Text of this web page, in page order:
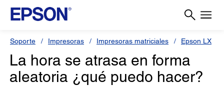
Soporte Impresoras Impresoras matriciales Epson LX
La hora se atrasa en forma
aleatoria ¿qué puedo hacer?